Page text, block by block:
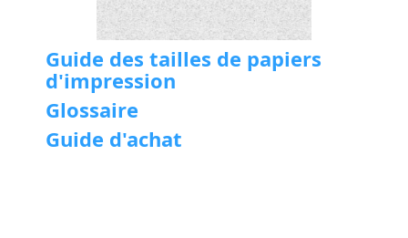
Guide des tailles de papiers
d'impression
Glossaire
Guide d'achat